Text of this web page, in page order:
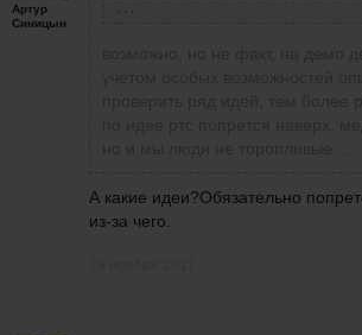
Артур
Синицын
А какие идеи?Обязательно
из-за чего.